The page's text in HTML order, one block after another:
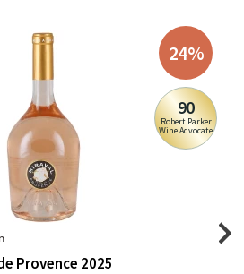
24%
90
Robert Parker
Wine Advocate
Provence 2025